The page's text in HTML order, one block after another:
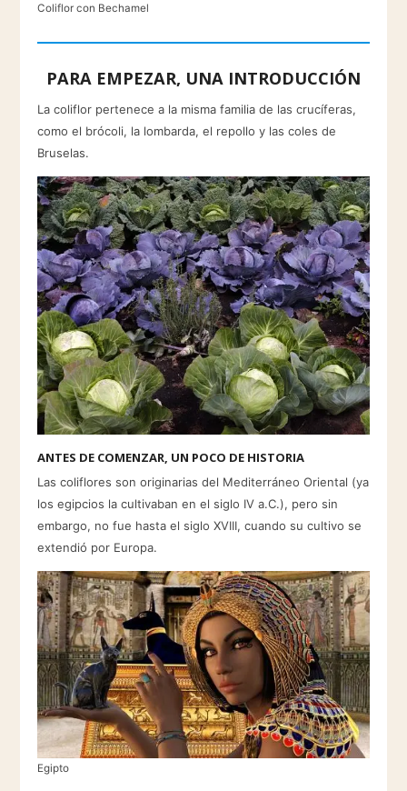
Coliflor con Bechamel
PARA EMPEZAR, UNA INTRODUCCIÓN
La coliflor pertenece a la misma familia de las crucíferas,
como el brócoli, la lombarda, el repollo y las coles de
Bruselas.
ANTES DE COMENZAR, UN POCO DE HISTORIA
Las coliflores son originarias del Mediterráneo Oriental (ya
los egipcios la cultivaban en el siglo IV a.C.), pero sin
embargo, no fue hasta el siglo XVIII, cuando su cultivo se
extendió por Europa.
Egipto